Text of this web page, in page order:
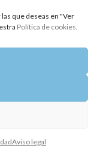
que deseas en "Ver
Política de cookies.
Aviso legal
de cookies